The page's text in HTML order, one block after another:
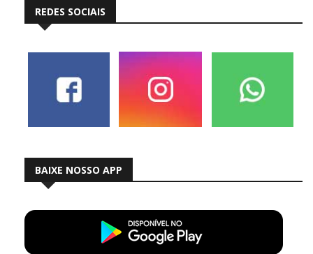
REDES SOCIAIS
BAIXE NOSSO APP